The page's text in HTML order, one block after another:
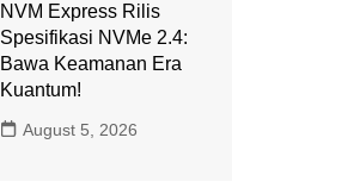
NVM Express Rilis
Spesifikasi NVMe 2.4:
Bawa Keamanan Era
Kuantum!
August 5, 2026